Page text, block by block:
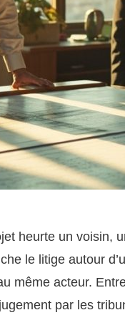
heurte un voisin,
le litige autour
même acteur.
par les